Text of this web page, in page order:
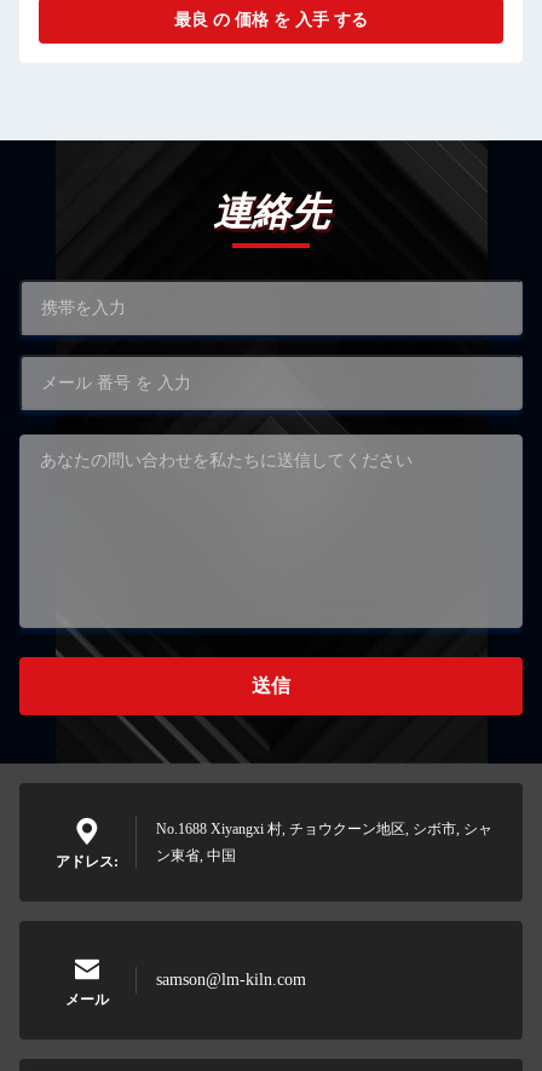
最良 の 価格 を 入手 する
連絡先
送信
アドレス:
No.1688 Xiyangxi 村, チョウクーン地区, シボ市, シャ
ン東省, 中国
メール
samson@lm-kiln.com